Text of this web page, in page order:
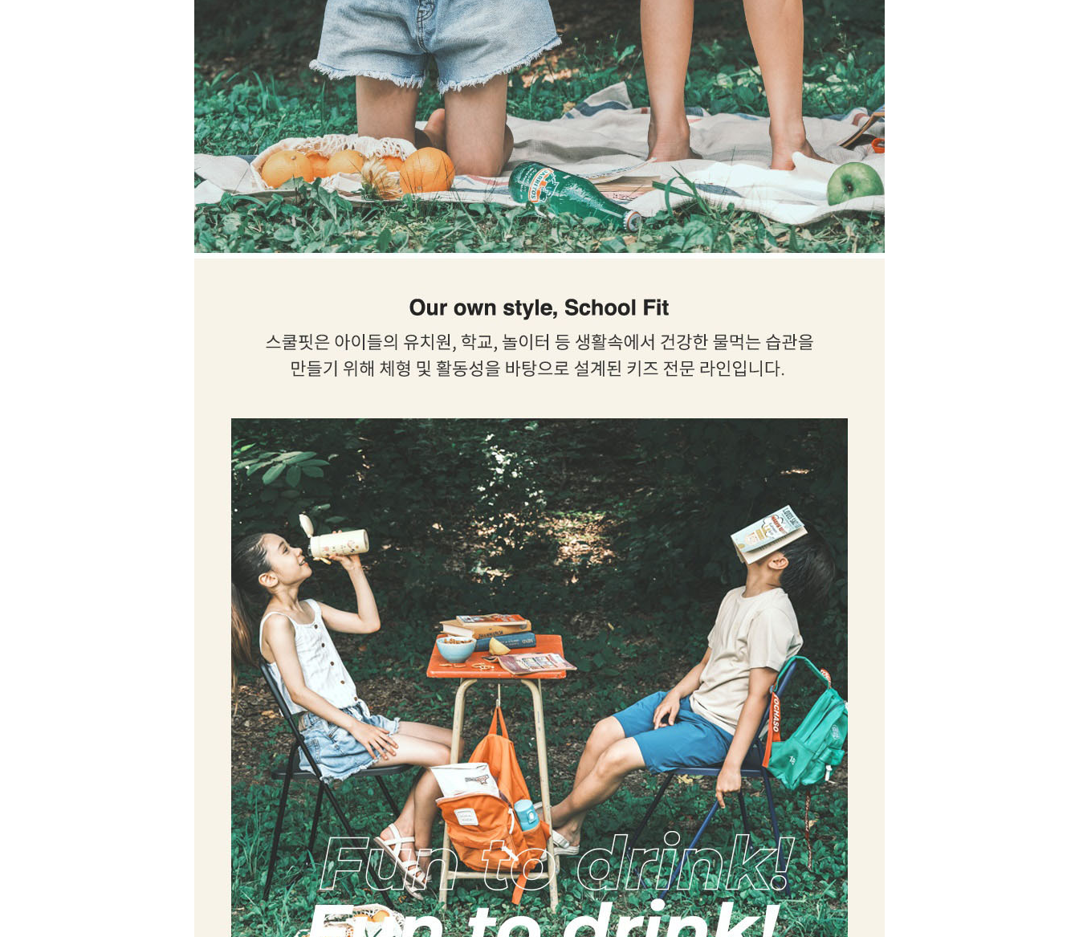
22 티슈
23 손톱
24 손톱깍이
AP-100071
26 보냉
27 AP-100052
28 AP-100150
29 AP-100084
AP-100106